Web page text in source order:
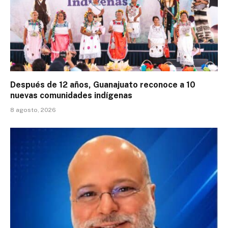
Después de 12 años, Guanajuato reconoce a 10
nuevas comunidades indígenas
8 agosto, 2026